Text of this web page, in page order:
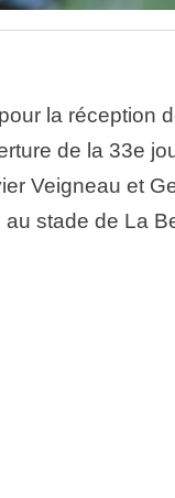
la réception
de la 33e
Veigneau et
stade de La